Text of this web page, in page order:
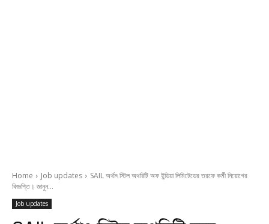
Home Job updates
SAIL অর্থাৎ স্টিল অথরিটি অফ ইন্ডিয়া লিমিটেডের তরফে কর্মী নিয়োগের
বিজ্ঞপ্তি। জানুন...
Job updates